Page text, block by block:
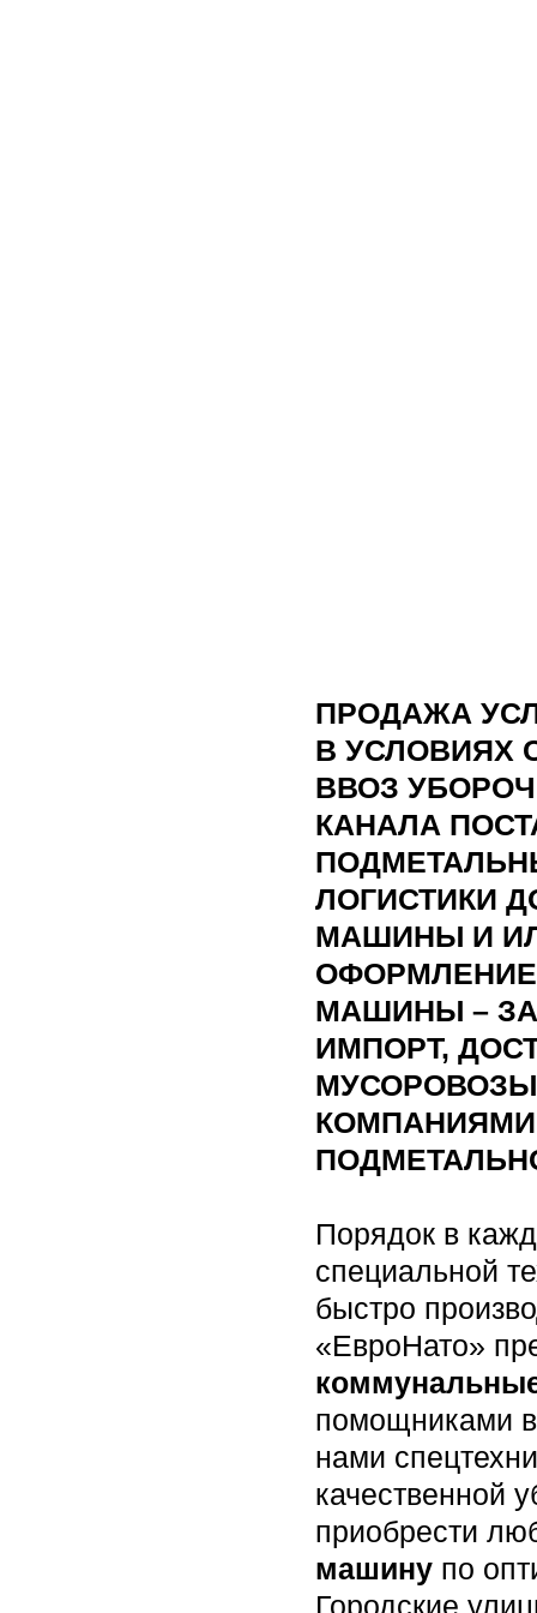
ПРОДАЖА
В УСЛОВИЯХ
ВВОЗ
КАНАЛА
ЛОГИСТИКИ
МАШИНЫ И
МАШИНЫ –
ИМПОРТ,
МУСОРОВОЗЫ
Порядок в
специальной
быстро
«ЕвроНато»
помощниками в
нами
качественной
приобрести
машину по
Городские